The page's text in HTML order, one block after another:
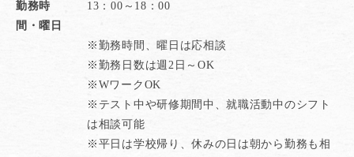
勤務時
間・曜日
13：00～18：00
※勤務時間、曜日は応相談
※勤務日数は週2日～OK
※WワークOK
※テスト中や研修期間中、就職活動中のシフト
は相談可能
※平日は学校帰り、休みの日は朝から勤務も相